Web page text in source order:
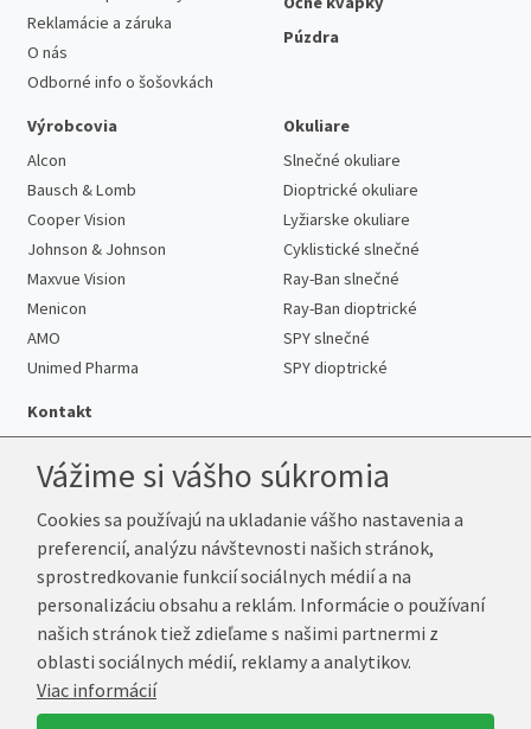
Reklamácie a záruka
O nás
Odborné info o šošovkách
Púzdra
Výrobcovia
Alcon
Bausch & Lomb
Cooper Vision
Johnson & Johnson
Maxvue Vision
Menicon
AMO
Unimed Pharma
Okuliare
Slnečné okuliare
Dioptrické okuliare
Lyžiarske okuliare
Cyklistické slnečné
Ray-Ban slnečné
Ray-Ban dioptrické
SPY slnečné
SPY dioptrické
Kontakt
Telefón:+421 222 205 863
E-mail:info@k-sosovky.sk
Reklamačná adresa
Andrea Votavová
Revoluční 1017
290 01 Poděbrady
Česká republika
Vážime si vášho súkromia
Cookies sa používajú na ukladanie vášho nastavenia a
preferencií, analýzu návštevnosti našich stránok,
sprostredkovanie funkcií sociálnych médií a na
personalizáciu obsahu a reklám. Informácie o používaní
našich stránok tiež zdieľame s našimi partnermi z
oblasti sociálnych médií, reklamy a analytikov.
Viac informácií